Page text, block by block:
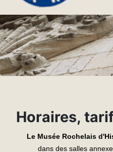
Horaires,
Le Musée Rochelais
dans des salles